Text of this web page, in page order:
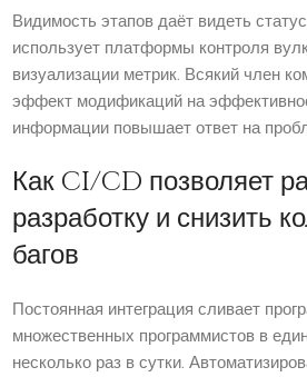
Видимость этапов даёт видеть
использует платформы контроля
визуализации метрик. Всякий член
эффект модификаций на
информации повышает ответ на
Как CI/CD позволяет
разработку и снизить
багов
Постоянная интеграция сливает
множественных программистов в
несколько раз в сутки.